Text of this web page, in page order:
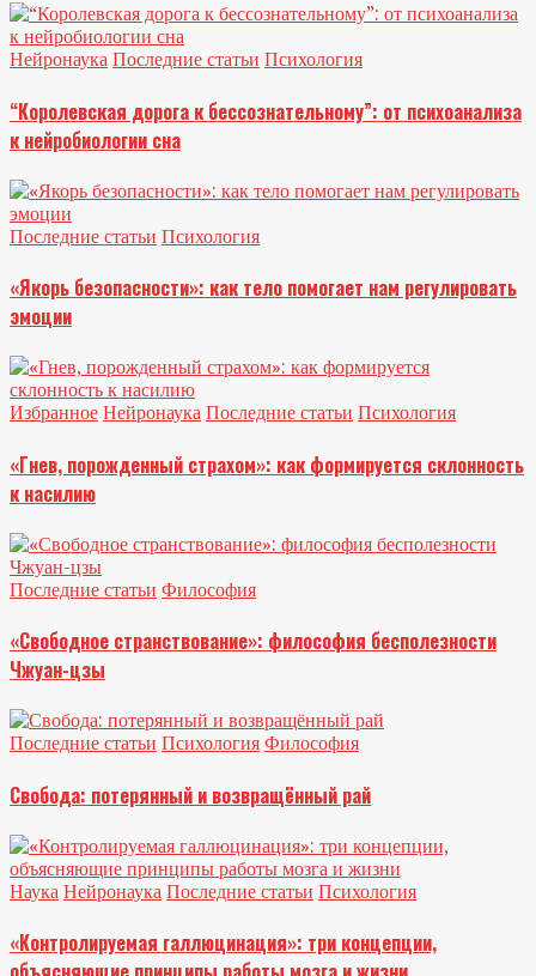
Нейронаука Последние статьи Психология
“Королевская дорога к бессознательному”: от психоанализа
к нейробиологии сна
Последние статьи Психология
«Якорь безопасности»: как тело помогает нам регулировать
эмоции
Избранное Нейронаука Последние статьи Психология
«Гнев, порожденный страхом»: как формируется склонность
к насилию
Последние статьи Философия
«Свободное странствование»: философия бесполезности
Чжуан-цзы
Последние статьи Психология Философия
Свобода: потерянный и возвращённый рай
Наука Нейронаука Последние статьи Психология
«Контролируемая галлюцинация»: три концепции,